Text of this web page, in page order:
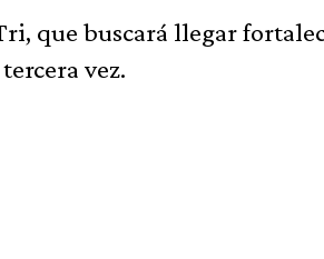
que buscará llegar
vez.